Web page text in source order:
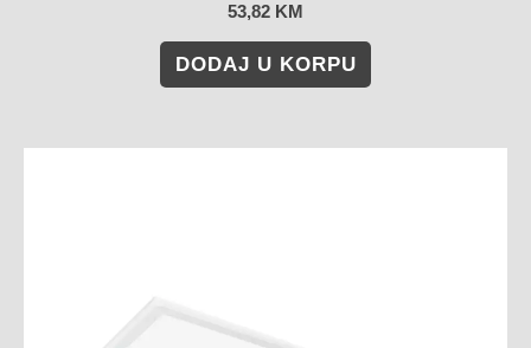
53,82 KM
DODAJ U KORPU